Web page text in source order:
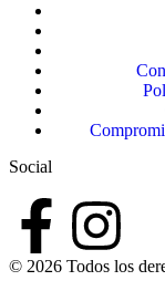
Social
© 2026 Todos los